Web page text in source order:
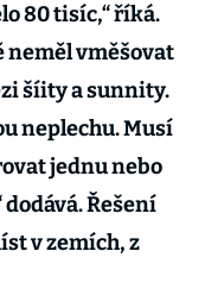
80 tisíc,“ říká.
neměl vměšovat
šíity a sunnity.
neplechu. Musí
jednu nebo
Řešení
v zemích, z